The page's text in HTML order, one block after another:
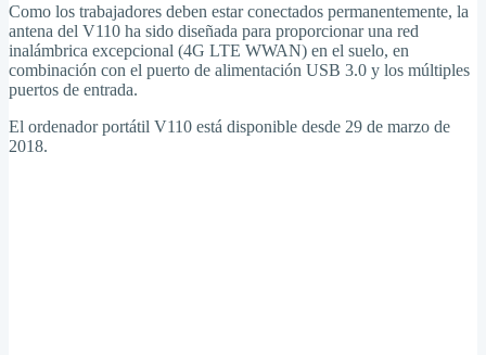
Como los trabajadores deben estar conectados permanentemente, la
antena del V110 ha sido diseñada para proporcionar una red
inalámbrica excepcional (4G LTE WWAN) en el suelo, en
combinación con el puerto de alimentación USB 3.0 y los múltiples
puertos de entrada.
El ordenador portátil V110 está disponible desde 29 de marzo de
2018.